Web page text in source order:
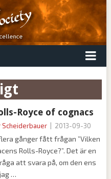
Royce of cognacs
2013-09-30
gånger fått frågan ”Vilken
Rolls-Royce?”. Det är en
att svara på, om den ens